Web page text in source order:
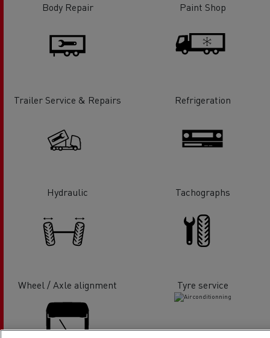
Body Repair Paint Shop
Trailer Service & Repairs Refrigeration
Hydraulic Tachographs
Wheel / Axle alignment Tyre service